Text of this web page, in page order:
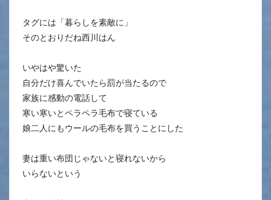
タグには「暮らしを素敵に」
そのとおりだね西川はん
いやはや驚いた
自分だけ喜んでいたら罰が当たるので
家族に感動の電話して
寒い寒いとペラペラ毛布で寝ている
娘二人にもウールの毛布を買うことにした
妻は重い布団じゃないと寝れないから
いらないという